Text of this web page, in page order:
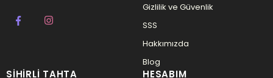
Gizlilik ve Güvenlik
SSS
Hakkımızda
Blog
SIHIRLI TAHTA HESABIM